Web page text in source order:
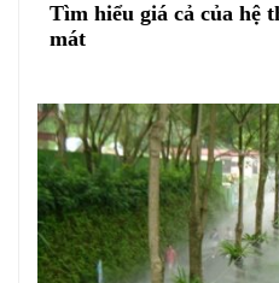
Tìm hiểu giá cả của hệ
mát